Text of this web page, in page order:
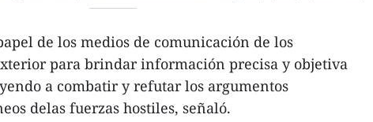
de los medios de comunicación de los
para brindar información precisa y objetiva
a combatir y refutar los argumentos
delas fuerzas hostiles, señaló.